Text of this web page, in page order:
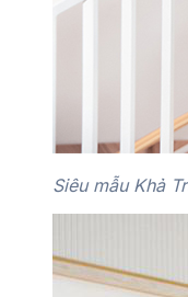
Siêu mẫu Khả